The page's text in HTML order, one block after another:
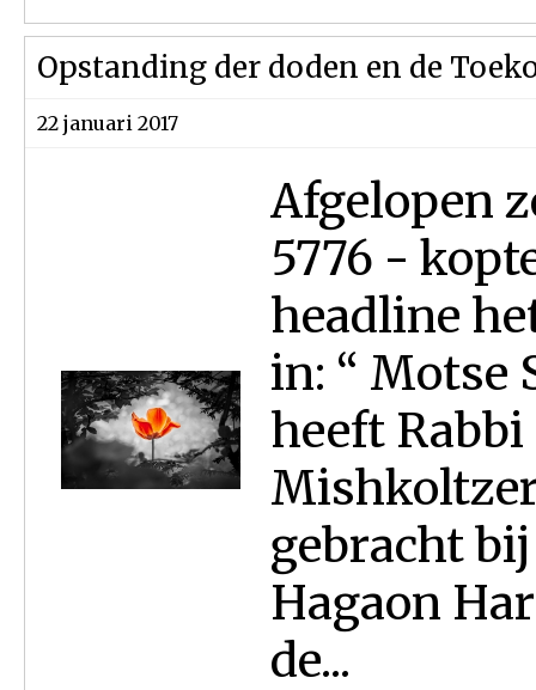
Opstanding der doden en de
22 januari 2017
Afgelopen
5776 -
headline
in: “ Motse
heeft Rabbi
gebracht
Hagaon
de...